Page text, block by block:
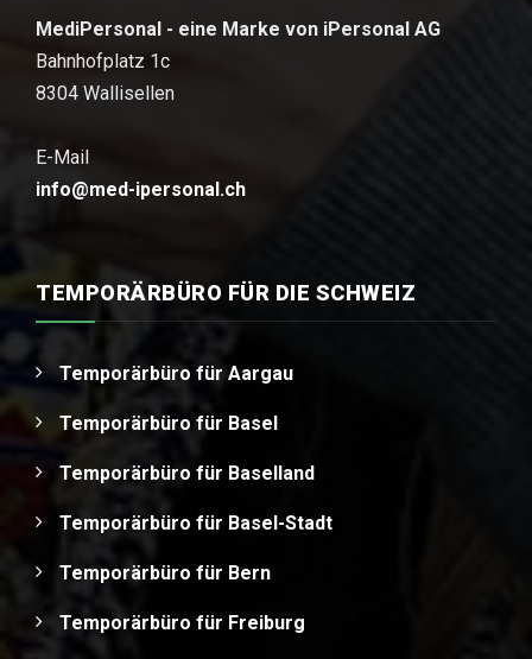
MediPersonal - eine Marke von iPersonal AG
Bahnhofplatz 1c
8304 Wallisellen
E-Mail
info@med-ipersonal.ch
TEMPORÄRBÜRO FÜR DIE SCHWEIZ
Temporärbüro für Aargau
Temporärbüro für Basel
Temporärbüro für Baselland
Temporärbüro für Basel-Stadt
Temporärbüro für Bern
Temporärbüro für Freiburg